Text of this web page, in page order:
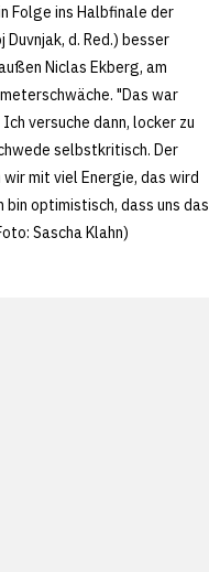
Folge ins Halbfinale der
d. Red.) besser
Niclas Ekberg, am
"Das war
versuche dann, locker zu
selbstkritisch. Der
mit viel Energie, das wird
optimistisch, dass uns das
Sascha Klahn)